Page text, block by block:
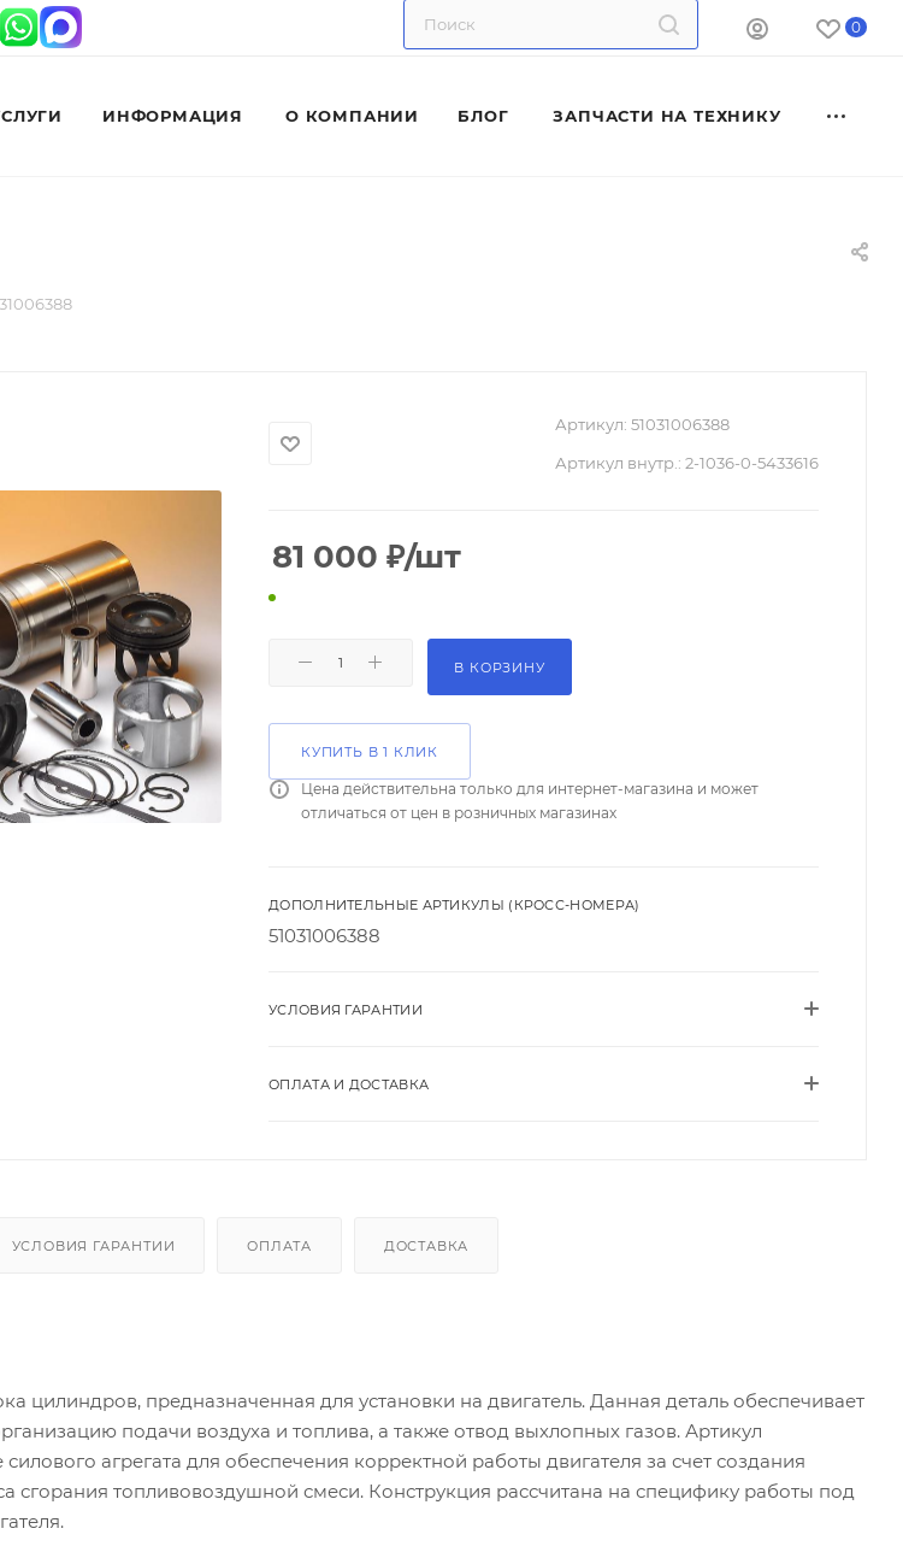
0
ИНФОРМАЦИЯ О КОМПАНИИ БЛОГ ЗАПЧАСТИ НА ТЕХНИКУ
Артикул: 51031006388
Артикул внутр.: 2-1036-0-5433616
81 000 ₽/шт
В КОРЗИНУ
КУПИТЬ В 1 КЛИК
Цена действительна только для интернет-магазина и может
отличаться от цен в розничных магазинах
ДОПОЛНИТЕЛЬНЫЕ АРТИКУЛЫ (КРОСС-НОМЕРА)
51031006388
УСЛОВИЯ ГАРАНТИИ
ОПЛАТА И ДОСТАВКА
УСЛОВИЯ ГАРАНТИИ ОПЛАТА ДОСТАВКА
цилиндров, предназначенная для установки на двигатель. Данная деталь обеспечивает
подачи воздуха и топлива, а также отвод выхлопных газов. Артикул
силового агрегата для обеспечения корректной работы двигателя за счет создания
сгорания топливовоздушной смеси. Конструкция рассчитана на специфику работы под